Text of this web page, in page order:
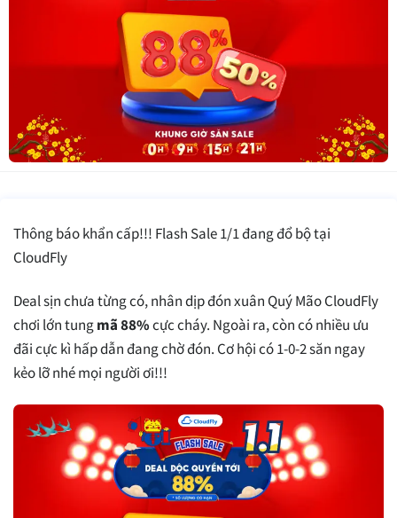
Thông báo khẩn cấp!!! Flash Sale 1/1 đang đổ bộ tại
CloudFly
Deal sịn chưa từng có, nhân dịp đón xuân Quý Mão CloudFly
chơi lớn tungmã 88%cực cháy. Ngoài ra, còn có nhiều ưu
đãi cực kì hấp dẫn đang chờ đón. Cơ hội có 1-0-2 săn ngay
kẻo lỡ nhé mọi người ơi!!!